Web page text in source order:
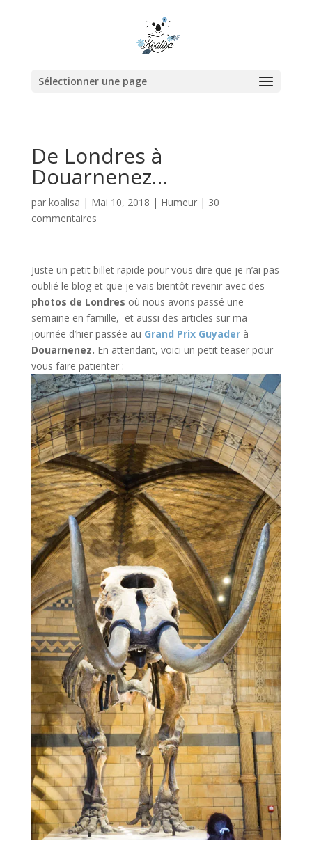
Sélectionner une page
De Londres à
Douarnenez…
par koalisa | Mai 10, 2018 | Humeur| 30
commentaires
Juste un petit billet rapide pour vous dire que je n’ai pas
oublié le blog et que je vais bientôt revenir avec des
photos de Londres où nous avons passé une
semaine en famille, et aussi des articles sur ma
journée d’hier passée au Grand Prix Guyaderà
Douarnenez. En attendant, voici un petit teaser pour
vous faire patienter :